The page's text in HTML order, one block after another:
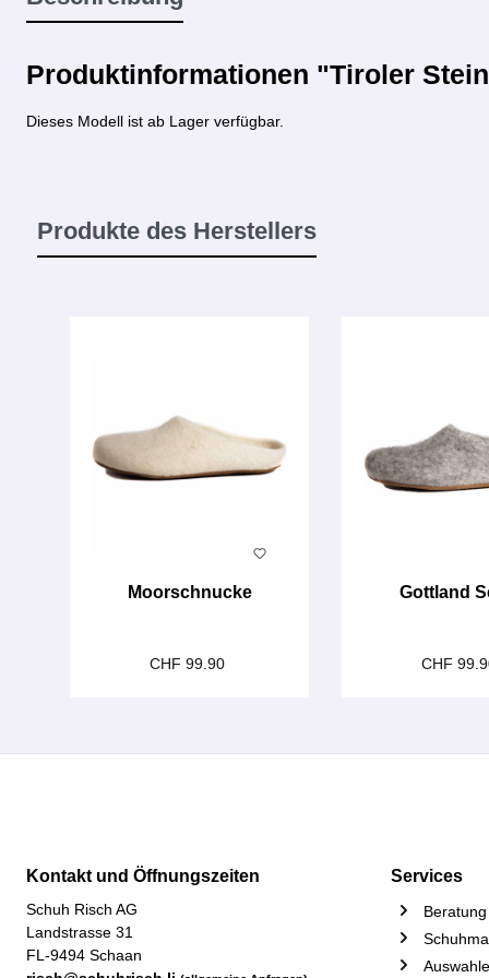
Produktinformationen "Tiroler
Dieses Modell ist ab Lager verfügbar.
Produkte des Herstellers
Moorschnucke
CHF 99.90
Gottland
CHF
Kontakt und Öffnungszeiten
Schuh Risch AG
Landstrasse 31
FL-9494 Schaan
Services